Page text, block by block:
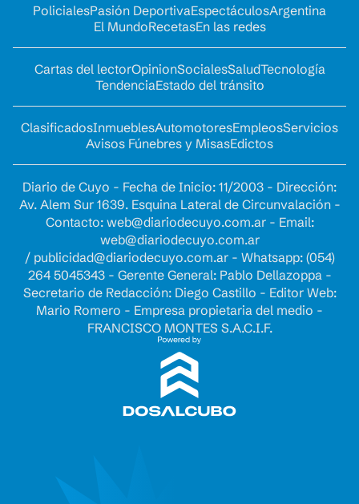
PolicialesPasión DeportivaEspectáculosArgentina
El MundoRecetasEn las redes
Cartas del lectorOpinionSocialesSaludTecnología
TendenciaEstado del tránsito
ClasificadosInmueblesAutomotoresEmpleosServicios
Avisos Fúnebres y MisasEdictos
Diario de Cuyo - Fecha de Inicio: 11/2003 - Dirección:
Av. Alem Sur 1639. Esquina Lateral de Circunvalación -
Contacto: web@diariodecuyo.com.ar- Email:
web@diariodecuyo.com.ar
/ publicidad@diariodecuyo.com.ar- Whatsapp: (054)
264 5045343 - Gerente General: Pablo Dellazoppa -
Secretario de Redacción: Diego Castillo - Editor Web:
Mario Romero - Empresa propietaria del medio -
FRANCISCO MONTES S.A.C.I.F.